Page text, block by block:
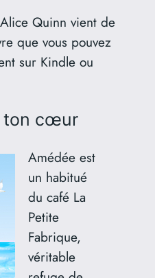
Quinn vient de
que vous pouvez
sur Kindle ou
ton cœur
Amédée est
un habitué
du café La
Petite
Fabrique,
véritable